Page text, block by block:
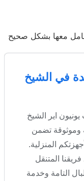
في الشيخ
اير الشيخ
وموثوقة تضمن
المنزلية.
المتنقل
التامة وخدمة